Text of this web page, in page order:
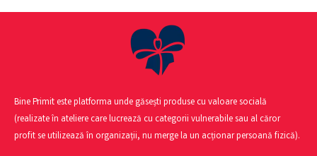
Bine Primit este platforma unde găsești produse cu valoare socială
(realizate în ateliere care lucrează cu categorii vulnerabile sau al căror
profit se utilizează în organizații, nu merge la un acționar persoană fizică).